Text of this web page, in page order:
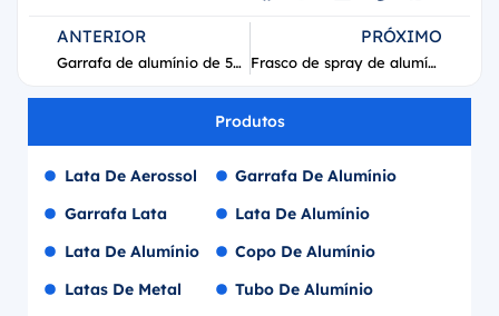
ANTERIOR
Garrafa de alumínio de 50ml de vodka Grey Goose
PRÓXIMO
Frasco de spray de alumínio Clothes Doctor 100ml
Produtos
Lata De Aerossol
Garrafa Lata
Lata De Alumínio
Latas De Metal
Garrafa De Alumínio
Lata De Alumínio
Copo De Alumínio
Tubo De Alumínio